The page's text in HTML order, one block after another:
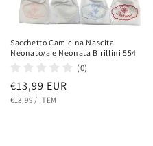
Sacchetto Camicina Nascita
Neonato/a e Neonata Birillini 554
(0)
Prezzo
di
€13,99 EUR
PREZZO
€13,99 / PER
ITEM